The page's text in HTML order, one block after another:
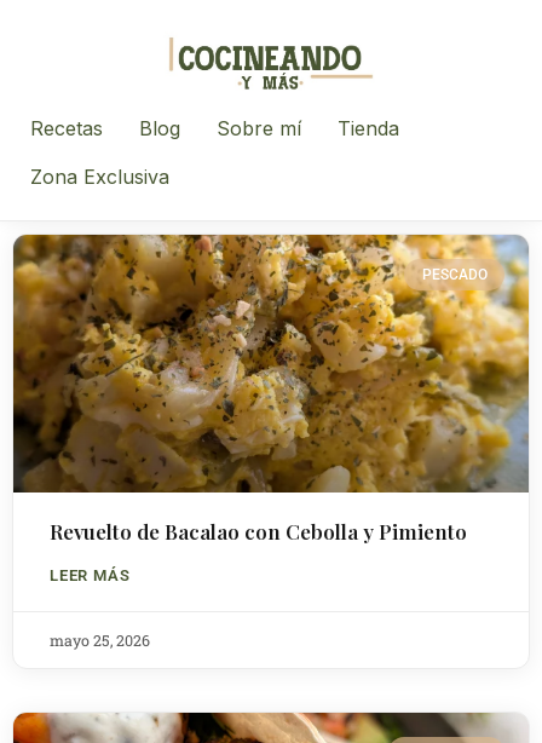
Recetas Blog Sobre mí
Tienda
Zona Exclusiva
PESCADO
Revuelto de Bacalao con Cebolla y Pimiento
LEER MÁS
mayo 25, 2026